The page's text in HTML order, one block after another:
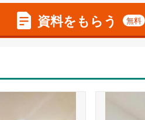
資料をもらう 無料